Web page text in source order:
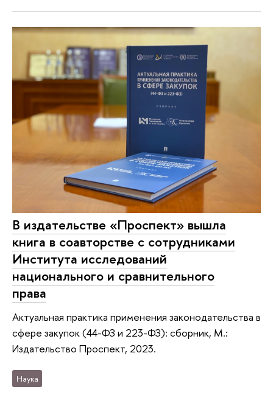
В издательстве «Проспект» вышла
книга в соавторстве с сотрудниками
Института исследований
национального и сравнительного
права
Актуальная практика применения законодательства в
сфере закупок (44-ФЗ и 223-ФЗ): сборник, М.:
Издательство Проспект, 2023.
Наука